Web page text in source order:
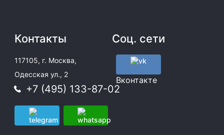
Контакты
117105, г. Москва,
Одесская ул., 2
+7 (495) 133-87-02
Соц. сети
Вконтакте